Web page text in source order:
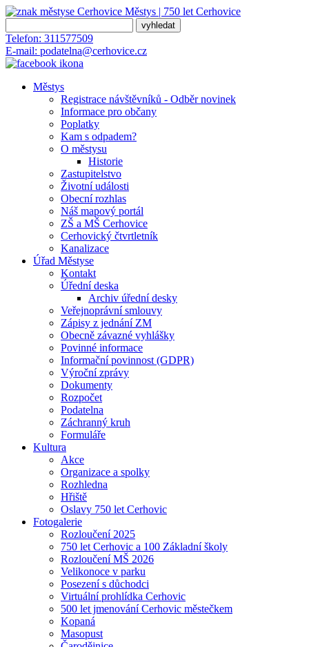
Městys | 750 let Cerhovice
Telefon: 311577509
E-mail: podatelna@cerhovice.cz
Městys
Registrace návštěvníků - Odběr novinek
Informace pro občany
Poplatky
Kam s odpadem?
O městysu
Historie
Zastupitelstvo
Životní události
Obecní rozhlas
Náš mapový portál
ZŠ a MŠ Cerhovice
Cerhovický čtvrtletník
Kanalizace
Úřad Městyse
Kontakt
Úřední deska
Archiv úřední desky
Veřejnoprávní smlouvy
Zápisy z jednání ZM
Obecně závazné vyhlášky
Povinné informace
Informační povinnost (GDPR)
Výroční zprávy
Dokumenty
Rozpočet
Podatelna
Záchranný kruh
Formuláře
Kultura
Akce
Organizace a spolky
Rozhledna
Hřiště
Oslavy 750 let Cerhovic
Fotogalerie
Rozloučení 2025
750 let Cerhovic a 100 Základní školy
Rozloučení MŠ 2026
Velikonoce v parku
Posezení s důchodci
Virtuální prohlídka Cerhovic
500 let jmenování Cerhovic městečkem
Kopaná
Masopust